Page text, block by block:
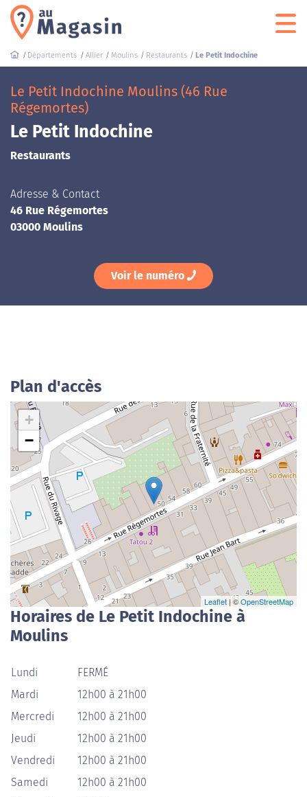
Départements Allier Moulins Restaurants Le Petit Indochine
Le Petit Indochine Moulins (46 Rue
Régemortes)
Le Petit Indochine
Restaurants
Adresse & Contact
46 Rue Régemortes
03000 Moulins
Voir le numéro
Plan d'accès
+
−
Leaflet | ©OpenStreetMap
Horaires de Le Petit Indochine à
Moulins
Lundi
FERMÉ
Mardi
12h00 à 21h00
Mercredi
12h00 à 21h00
Jeudi
12h00 à 21h00
Vendredi
12h00 à 21h00
Samedi
12h00 à 21h00